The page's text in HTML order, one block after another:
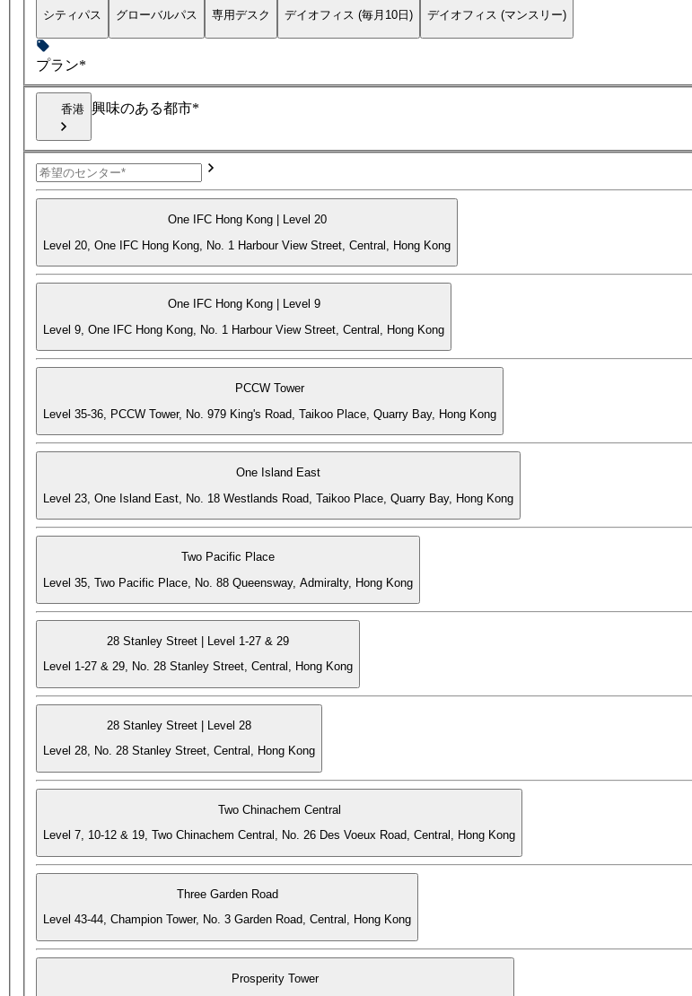
シティパス グローバルパス 専用デスク デイオフィス (毎月10日) デイオフィス (マンスリー)
プラン*
香港 興味のある都市*
One IFC Hong Kong | Level 20
Level 20, One IFC Hong Kong, No. 1 Harbour View Street, Central, Hong Kong
One IFC Hong Kong | Level 9
Level 9, One IFC Hong Kong, No. 1 Harbour View Street, Central, Hong Kong
PCCW Tower
Level 35-36, PCCW Tower, No. 979 King's Road, Taikoo Place, Quarry Bay, Hong Kong
One Island East
Level 23, One Island East, No. 18 Westlands Road, Taikoo Place, Quarry Bay, Hong Kong
Two Pacific Place
Level 35, Two Pacific Place, No. 88 Queensway, Admiralty, Hong Kong
28 Stanley Street | Level 1-27 & 29
Level 1-27 & 29, No. 28 Stanley Street, Central, Hong Kong
28 Stanley Street | Level 28
Level 28, No. 28 Stanley Street, Central, Hong Kong
Two Chinachem Central
Level 7, 10-12 & 19, Two Chinachem Central, No. 26 Des Voeux Road, Central, Hong Kong
Three Garden Road
Level 43-44, Champion Tower, No. 3 Garden Road, Central, Hong Kong
Prosperity Tower